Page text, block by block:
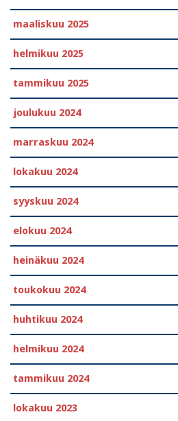
maaliskuu 2025
helmikuu 2025
tammikuu 2025
joulukuu 2024
marraskuu 2024
lokakuu 2024
syyskuu 2024
elokuu 2024
heinäkuu 2024
toukokuu 2024
huhtikuu 2024
helmikuu 2024
tammikuu 2024
lokakuu 2023